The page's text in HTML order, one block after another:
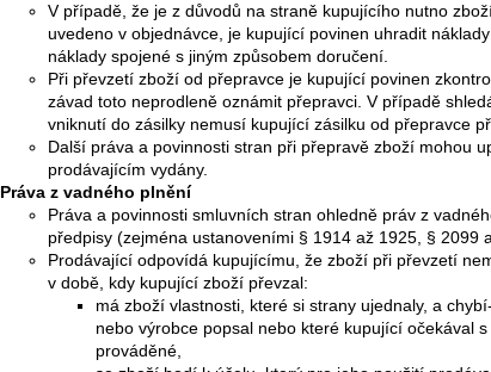
V případě, že je z důvodů na straně kupujícího nutno
uvedeno v objednávce, je kupující povinen uhradit
náklady spojené s jiným způsobem doručení.
Při převzetí zboží od přepravce je kupující povinen
závad toto neprodleně oznámit přepravci. V případě
vniknutí do zásilky nemusí kupující zásilku od přepravce
Další práva a povinnosti stran při přepravě zboží mohou
prodávajícím vydány.
Práva z vadného plnění
Práva a povinnosti smluvních stran ohledně práv z
předpisy (zejména ustanoveními § 1914 až 1925, § 2099
Prodávající odpovídá kupujícímu, že zboží při převzetí
v době, kdy kupující zboží převzal:
má zboží vlastnosti, které si strany ujednaly, a
nebo výrobce popsal nebo které kupující očekával
prováděné,